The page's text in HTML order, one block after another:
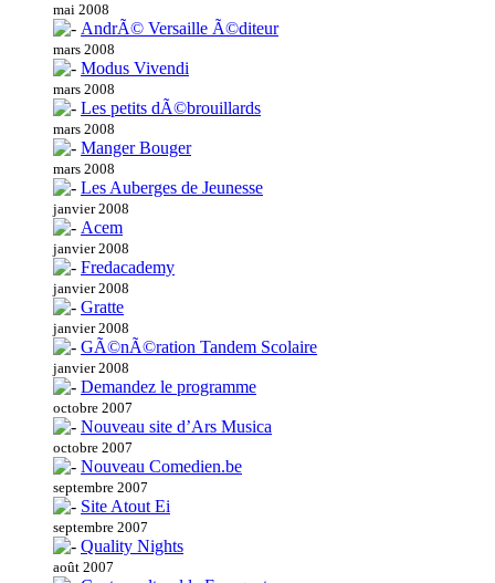
mai 2008
AndrÃ© Versaille Ã©diteur
mars 2008
Modus Vivendi
mars 2008
Les petits dÃ©brouillards
mars 2008
Manger Bouger
mars 2008
Les Auberges de Jeunesse
janvier 2008
Acem
janvier 2008
Fredacademy
janvier 2008
Gratte
janvier 2008
GÃ©nÃ©ration Tandem Scolaire
janvier 2008
Demandez le programme
octobre 2007
Nouveau site d’Ars Musica
octobre 2007
Nouveau Comedien.be
septembre 2007
Site Atout Ei
septembre 2007
Quality Nights
août 2007